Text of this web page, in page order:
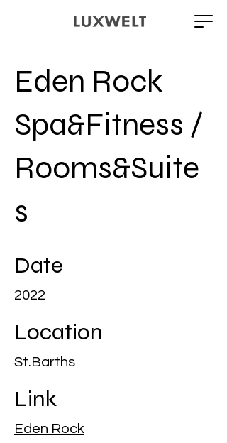
Eden Rock
Spa&Fitness /
Rooms&Suite
s
Date
2022
Location
St.Barths
Link
Eden Rock